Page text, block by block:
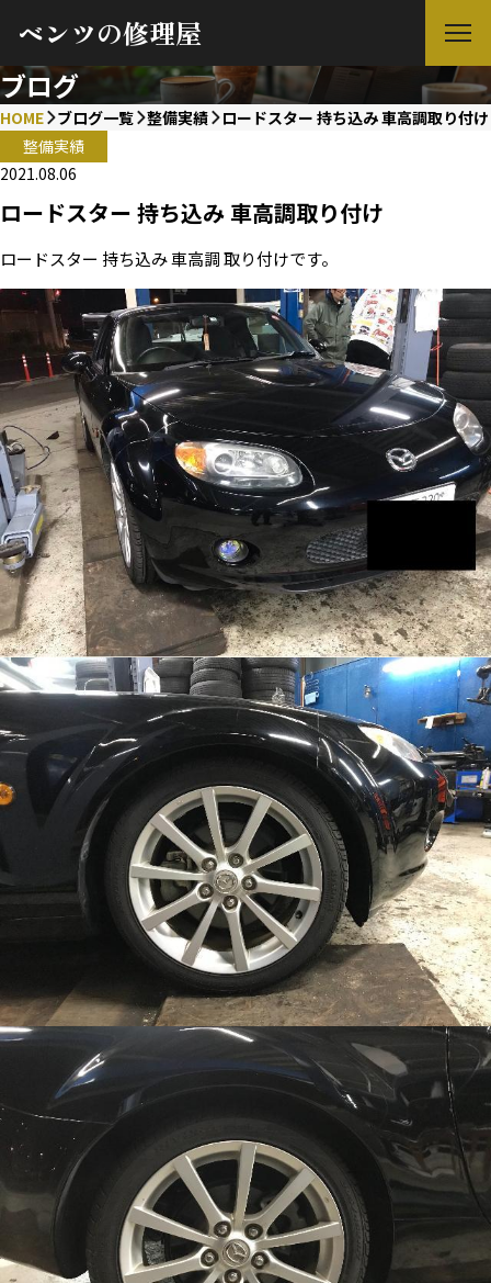
ベンツの修理屋
ブログ
HOME ブログ一覧 整備実績
ロードスター 持ち込み 車高調取り付け
整備実績
2021.08.06
ロードスター 持ち込み 車高調取り付け
ロードスター 持ち込み 車高調 取り付けです。